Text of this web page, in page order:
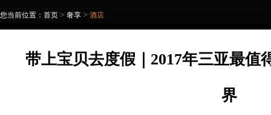
您当前位置： 首页 > 奢享 > 酒店
带上宝贝去度假｜2017年三亚最值
界